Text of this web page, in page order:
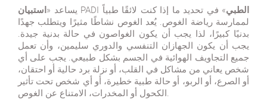
يساعد «استبيان PADI الطبي» في تحديد ما إذا كنت لائقًا طبياً
لممارسة رياضة الغوص. يُعد الغوص نشاطًا مثيرًا ويتطلب جهدًا
بدنيًا كبيرًا، لذا يجب أن يكون الغواصون في حالة بدنية جيدة.
يجب أن يكون الجهازان التنفسي والدوري سليمين، وأن تعمل
جميع التجاويف الهوائية في الجسم بشكل طبيعي. يجب على أي
شخص يعاني من مشاكل في القلب، أو نزلة برد حالية أو احتقان،
أو الصرع، أو الربو، أو حالة طبية خطيرة، أو أي شخص تحت تأثير
الكحول أو المخدرات، الامتناع عن الغوص.